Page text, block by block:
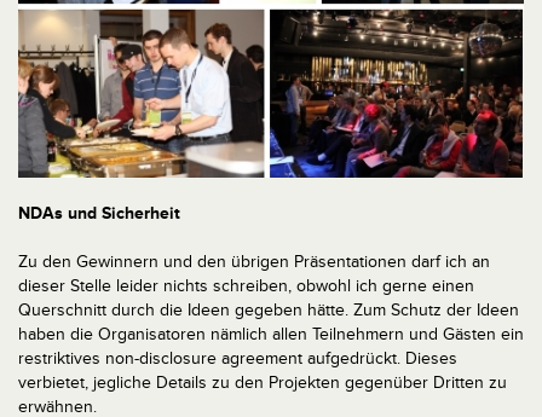
NDAs und Sicherheit
Zu den Gewinnern und den übrigen Präsentationen darf ich an
dieser Stelle leider nichts schreiben, obwohl ich gerne einen
Querschnitt durch die Ideen gegeben hätte. Zum Schutz der Ideen
haben die Organisatoren nämlich allen Teilnehmern und Gästen ein
restriktives non-disclosure agreement aufgedrückt. Dieses
verbietet, jegliche Details zu den Projekten gegenüber Dritten zu
erwähnen.